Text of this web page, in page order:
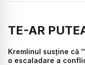
TE-AR
Kremlinul susţine că
o escaladare a